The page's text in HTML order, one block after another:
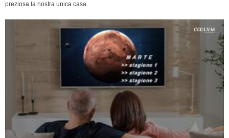
preziosa la nostra unica casa